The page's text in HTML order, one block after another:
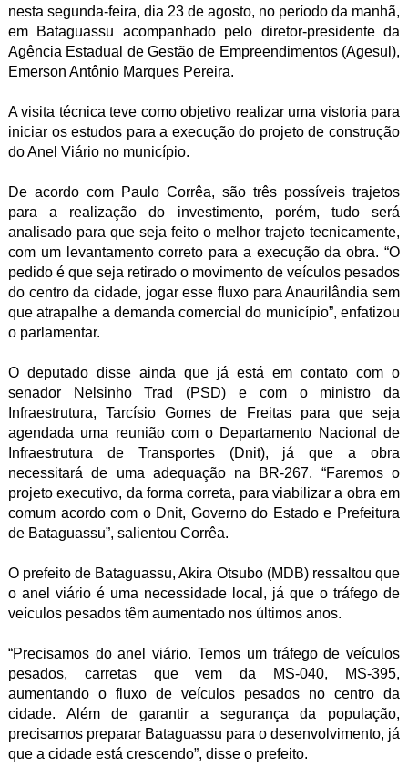
nesta segunda-feira, dia 23 de agosto, no período da manhã,
em Bataguassu acompanhado pelo diretor-presidente da
Agência Estadual de Gestão de Empreendimentos (Agesul),
Emerson AntônioMarques Pereira.
A visita técnica teve como objetivo realizar uma vistoria para
iniciar os estudos para a execução do projeto de construção
do Anel Viário no município.
De acordo com Paulo Corrêa, são três possíveis trajetos
para a realização do investimento, porém, tudo será
analisado para que seja feito o melhor trajeto tecnicamente,
com um levantamento correto para a execução da obra. “O
pedido é que seja retirado o movimento de veículos pesados
do centro da cidade, jogar esse fluxo para Anaurilândia sem
que atrapalhe a demanda comercial do município”, enfatizou
o parlamentar.
O deputado disse ainda que já está em contato com o
senador Nelsinho Trad (PSD) e com o ministro da
Infraestrutura, Tarcísio Gomes de Freitas para que seja
agendada uma reunião com o Departamento Nacional de
Infraestrutura de Transportes (Dnit), já que a obra
necessitará de uma adequação na BR-267. “Faremos o
projeto executivo, da forma correta, para viabilizar a obra em
comum acordo com o Dnit, Governo do Estado e Prefeitura
de Bataguassu”, salientou Corrêa.
O prefeito de Bataguassu, Akira Otsubo (MDB) ressaltou que
o anel viário é uma necessidade local, já que o tráfego de
veículos pesados têm aumentado nos últimos anos.
“Precisamos do anel viário. Temos um tráfego de veículos
pesados, carretas que vem da MS-040, MS-395,
aumentando o fluxo de veículos pesados no centro da
cidade. Além de garantir a segurança da população,
precisamos preparar Bataguassu para o desenvolvimento, já
que a cidade está crescendo”, disse o prefeito.